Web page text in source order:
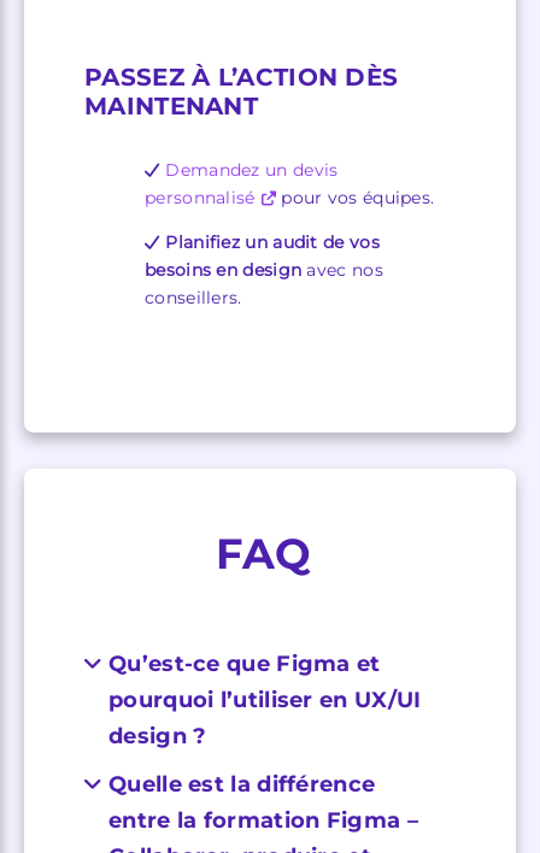
PASSEZ À L’ACTION DÈS
MAINTENANT
Demandez un devis
personnalisé
pour vos équipes.
Planifiez un audit de vos
besoins en design avec nos
conseillers.
FAQ
Qu’est-ce que Figma et
pourquoi l’utiliser en UX/UI
design ?
Quelle est la différence
entre la formation Figma –